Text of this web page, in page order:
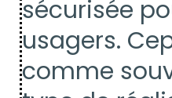
sécurisée
usagers.
comme